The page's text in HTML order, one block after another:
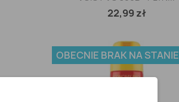
22,99 zł
OBECNIE BRAK NA STANIE